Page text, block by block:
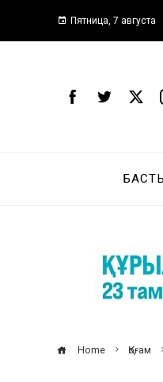
Пятница, 7 августа
Home Қоғам